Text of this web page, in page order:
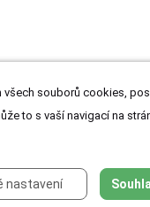
všech souborů cookies,
to s vaší navigací na
nastavení